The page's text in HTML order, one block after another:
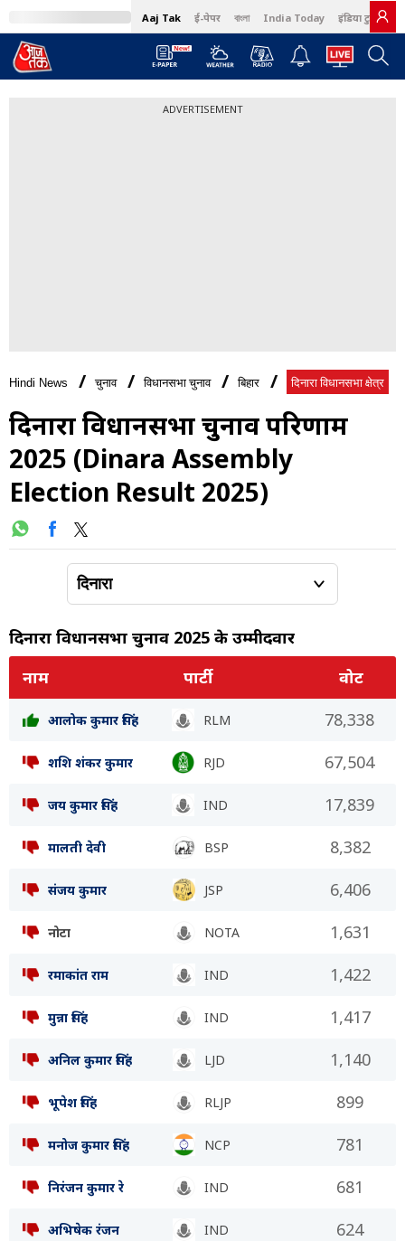
Aaj Tak ई-पेपर বাংলা India Today इंडिया टुडे हिंदी
ADVERTISEMENT
Hindi News चुनाव विधानसभा चुनाव बिहार दिनारा विधानसभा क्षेत्र
दिनारा विधानसभा चुनाव परिणाम
2025 (Dinara Assembly
Election Result 2025)
दिनारा विधानसभा चुनाव 2025 के उम्मीदवार
नाम
पार्टी वोट
आलोक कुमार सिंह RLM 78,338
शशि शंकर कुमार RJD 67,504
जय कुमार सिंह IND 17,839
मालती देवी BSP 8,382
संजय कुमार JSP 6,406
नोटा NOTA 1,631
रमाकांत राम IND 1,422
मुन्ना सिंह IND 1,417
अनिल कुमार सिंह LJD 1,140
भूपेश सिंह RLJP 899
मनोज कुमार सिंह NCP 781
निरंजन कुमार रे IND 681
अभिषेक रंजन IND 624